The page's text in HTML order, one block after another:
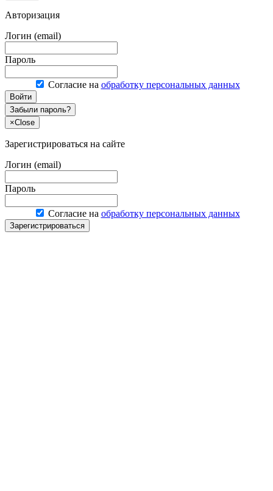
Авторизация
Логин (email)
Пароль
Согласие на обработку персональных данных
Войти
Забыли пароль?
×Close
Зарегистрироваться на сайте
Логин (email)
Пароль
Согласие на обработку персональных данных
Зарегистрироваться